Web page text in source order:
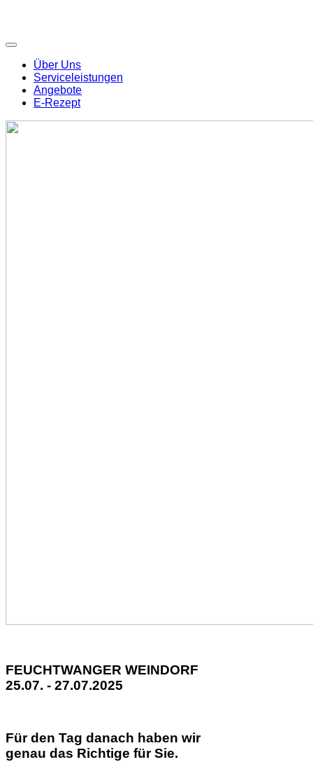
Über Uns
Serviceleistungen
Angebote
E-Rezept
FEUCHTWANGER WEINDORF
25.07. - 27.07.2025
Für den Tag danach haben wir
genau das Richtige für Sie.